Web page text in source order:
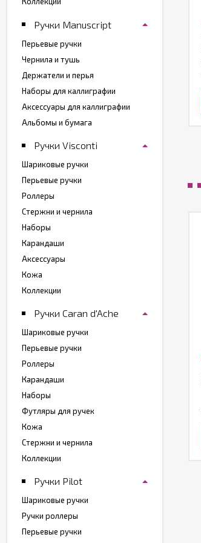
ручка Cross Townsend Matte
PVD
280 руб. 20 350 руб.
Ручки Manuscript
Перьевые ручки
Чернила и тушь
Держатели и перья
Наборы для каллиграфии
Аксессуары для каллиграфии
Альбомы и бумага
Ручки Visconti
Шариковые ручки
Перьевые ручки
Роллеры
Стержни и чернила
Наборы
Карандаши
Аксессуары
Кожа
Коллекции
Ручки Caran d'Ache
Шариковые ручки
Перьевые ручки
Роллеры
Карандаши
Наборы
Футляры для ручек
Кожа
Стержни и чернила
Коллекции
Ручки Pilot
Шариковые ручки
Ручки роллеры
Перьевые ручки